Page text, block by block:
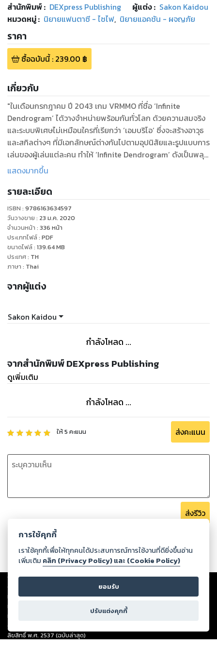
สำนักพิมพ์: DEXpress Publishing ผู้แต่ง : Sakon Kaidou
หมวดหมู่: นิยายแฟนตาซี - ไซไฟ, นิยายแอคชัน - ผจญภัย
ราคา
ซื้อฉบับนี้: 239.00 ฿
เกี่ยวกับ
"ในเดือนกรกฎาคม ปี 2043 เกม VRMMO ที่ชื่อ ‘Infinite
Dendrogram’ ได้วางจำหน่ายพร้อมกันทั่วโลก ด้วยความสมจริง
และระบบพิเศษไม่เหมือนใครที่เรียกว่า ‘เอมบริโอ’ ซึ่งจะสร้างอาวุธ
และสกิลต่างๆ ที่มีเอกลักษณ์ต่างกันไปตามอุปนิสัยและรูปแบบการ
เล่นของผู้เล่นแต่ละคน ทำให้ ‘Infinite Dendrogram’ ดังเป็นพลุ
แตกในช่วงข้ามคืน
ใหม่เพียงลำพัง เขาฉลองสอบมหาวิทยาลัยได้ด้วยการเปิดสวิตช์
แสดงมากขึ้น
รายละเอียด
ISBN : 9786163634597
วันวางขาย : 23 ม.ค. 2020
จำนวนหน้า : 336 หน้า
ประเภทไฟล์: PDF
ขนาดไฟล์: 139.64MB
ประเทศ: TH
ภาษา : Thai
จากผู้แต่ง
Sakon Kaidou
กำลังโหลด ...
จากสำนักพิมพ์ DEXpress Publishing
ดูเพิ่มเติม
กำลังโหลด ...
ให้5 คะแนน ส่งคะแนน
ส่งรีวิว
Copyright ©2026Storylog Co., Ltd. - สตอรี่ล็อกขอสงวนสิทธิ์ไม่รับผิดชอบ
ต่อผลงานหรือเนื้อหาใดที่อัปโหลดผ่านเว็บไซต์และปรากฏว่าละเมิดสิทธิใน
ทรัพย์สินทางปัญญาของบุคคลอื่นหรือขัดต่อกฎหมายและศีลธรรม ดังนั้น ผู้อ่าน
ทุกท่านโปรดใช้วิจารณญาณในการกลั่นกรองด้วยตนเอง และหากท่านพบว่าส่วน
หนึ่งส่วนใดขัดต่อกฎหมายและศีลธรรม กรุณาแจ้งมายังบริษัท เพื่อทีมงานจะได้
ดำเนินการในทันที ทั้งนี้ ทางสตอรี่ล็อกขอสงวนลิขสิทธิ์ตามพระราชบัญญัติ
ลิขสิทธิ์ พ.ศ. 2537 (ฉบับล่าสุด)
การใช้คุกกี้
เราใช้คุกกี้เพื่อให้ทุกคนได้ประสบการณ์การใช้งานที่ดียิ่งขึ้นอ่าน
เพิ่มเติม คลิก (Privacy Policy) และ (Cookie Policy)
ยอมรับ
ปรับแต่งคุกกี้